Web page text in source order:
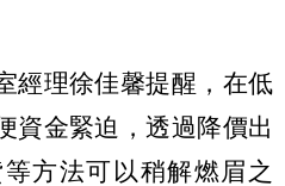
經理徐佳馨提醒，在低
資金緊迫，透過降價出
方法可以稍解燃眉之